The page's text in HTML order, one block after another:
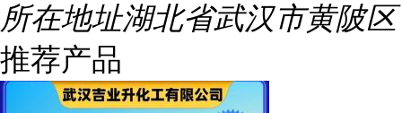
所在地址湖北省武汉市黄陂区
推荐产品